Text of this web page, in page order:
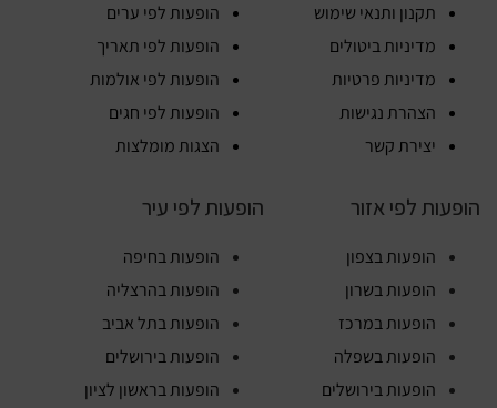
תקנון ותנאי שימוש
מדיניות ביטולים
מדיניות פרטיות
הצהרת נגישות
יצירת קשר
הופעות לפי ערים
הופעות לפי תאריך
הופעות לפי אולמות
הופעות לפי חגים
הצגות מומלצות
הופעות לפי אזור
הופעות בצפון
הופעות בשרון
הופעות במרכז
הופעות בשפלה
הופעות בירושלים
הופעות לפי עיר
הופעות בחיפה
הופעות בהרצליה
הופעות בתל אביב
הופעות בירושלים
הופעות בראשון לציון